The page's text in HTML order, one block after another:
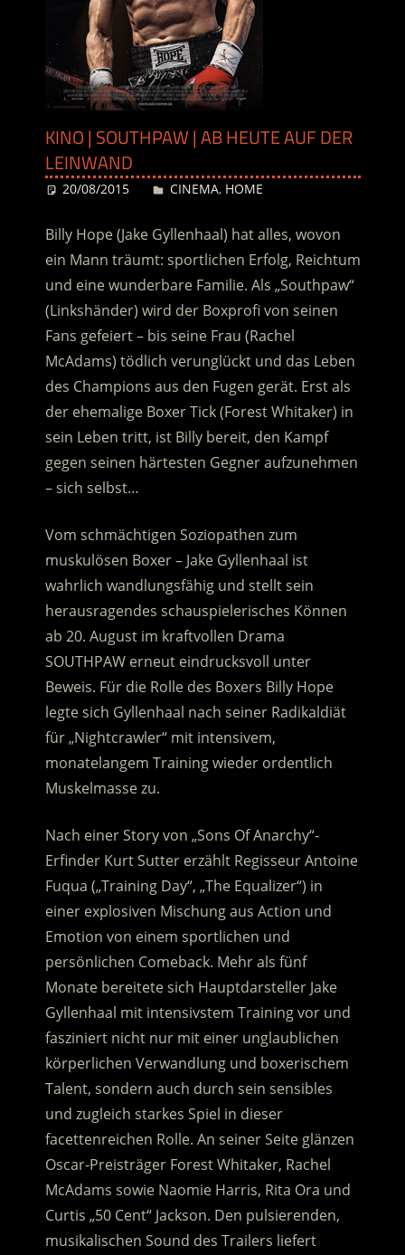
KINO | SOUTHPAW | AB HEUTE AUF DER
LEINWAND
20/08/2015 Desiree
CINEMA, HOME
Billy Hope (Jake Gyllenhaal) hat alles, wovon
ein Mann träumt: sportlichen Erfolg, Reichtum
und eine wunderbare Familie. Als „Southpaw“
(Linkshänder) wird der Boxprofi von seinen
Fans gefeiert – bis seine Frau (Rachel
McAdams) tödlich verunglückt und das Leben
des Champions aus den Fugen gerät. Erst als
der ehemalige Boxer Tick (Forest Whitaker) in
sein Leben tritt, ist Billy bereit, den Kampf
gegen seinen härtesten Gegner aufzunehmen
– sich selbst…
Vom schmächtigen Soziopathen zum
muskulösen Boxer – Jake Gyllenhaal ist
wahrlich wandlungsfähig und stellt sein
herausragendes schauspielerisches Können
ab 20. August im kraftvollen Drama
SOUTHPAW erneut eindrucksvoll unter
Beweis. Für die Rolle des Boxers Billy Hope
legte sich Gyllenhaal nach seiner Radikaldiät
für „Nightcrawler“ mit intensivem,
monatelangem Training wieder ordentlich
Muskelmasse zu.
Nach einer Story von „Sons Of Anarchy“-
Erfinder Kurt Sutter erzählt Regisseur Antoine
Fuqua („Training Day“, „The Equalizer“) in
einer explosiven Mischung aus Action und
Emotion von einem sportlichen und
persönlichen Comeback. Mehr als fünf
Monate bereitete sich Hauptdarsteller Jake
Gyllenhaal mit intensivstem Training vor und
fasziniert nicht nur mit einer unglaublichen
körperlichen Verwandlung und boxerischem
Talent, sondern auch durch sein sensibles
und zugleich starkes Spiel in dieser
facettenreichen Rolle. An seiner Seite glänzen
Oscar-Preisträger Forest Whitaker, Rachel
McAdams sowie Naomie Harris, Rita Ora und
Curtis „50 Cent“ Jackson. Den pulsierenden,
musikalischen Sound des Trailers liefert